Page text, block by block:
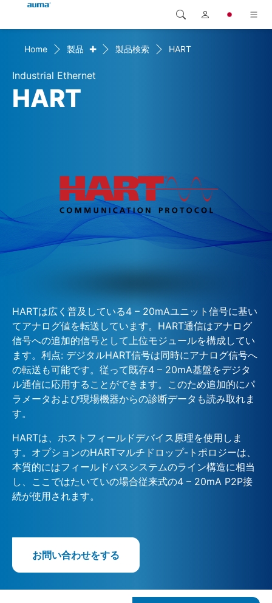
製品
ソリューション
弊社概要
Global
ヨーロッパ
検索
Home 製品 + 製品検索 HART
Industrial Ethernet
HART
HARTは広く普及している4 – 20mAユニット信号に基い
てアナログ値を転送しています。HART通信はアナログ
信号への追加的信号として上位モジュールを構成してい
ます。利点: デジタルHART信号は同時にアナログ信号へ
の転送も可能です。従って既存4 – 20mA基盤をデジタ
ル通信に応用することができます。このため追加的にパ
ラメータおよび現場機器からの診断データも読み取れま
す。
HARTは、ホストフィールドデバイス原理を使用しま
す。オプションのHARTマルチドロップ-トポロジーは、
本質的にはフィールドバスシステムのライン構造に相当
し、ここではたいていの場合従来式の4 – 20mA P2P接
続が使用されます。
お問い合わせをする